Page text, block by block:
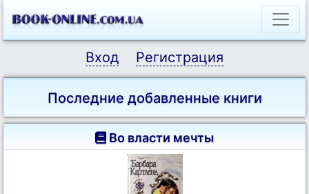
Вход Регистрация
Последние добавленные книги
Во власти мечты